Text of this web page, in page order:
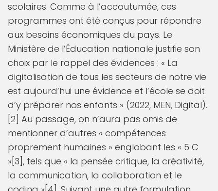
scolaires. Comme à l’accoutumée, ces
programmes ont été conçus pour répondre
aux besoins économiques du pays. Le
Ministère de l’Éducation nationale justifie son
choix par le rappel des évidences : « La
digitalisation de tous les secteurs de notre vie
est aujourd’hui une évidence et l’école se doit
d’y préparer nos enfants » (2022, MEN, Digital).
[2] Au passage, on n’aura pas omis de
mentionner d’autres « compétences
proprement humaines » englobant les « 5 C
»[3], tels que « la pensée critique, la créativité,
la communication, la collaboration et le